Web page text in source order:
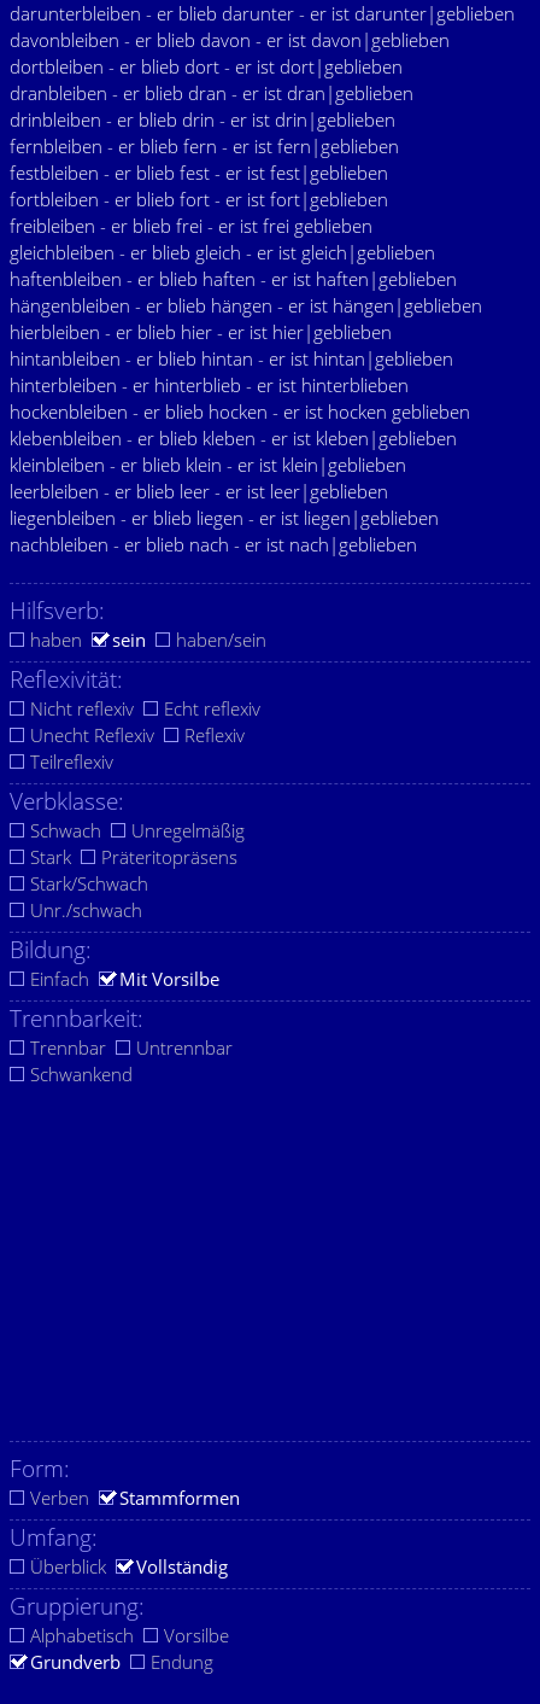
darunterbleiben - er blieb darunter - er ist darunter|geblieben
davonbleiben - er blieb davon - er ist davon|geblieben
dortbleiben - er blieb dort - er ist dort|geblieben
dranbleiben - er blieb dran - er ist dran|geblieben
drinbleiben - er blieb drin - er ist drin|geblieben
fernbleiben - er blieb fern - er ist fern|geblieben
festbleiben - er blieb fest - er ist fest|geblieben
fortbleiben - er blieb fort - er ist fort|geblieben
freibleiben - er blieb frei - er ist frei geblieben
gleichbleiben - er blieb gleich - er ist gleich|geblieben
haftenbleiben - er blieb haften - er ist haften|geblieben
hängenbleiben - er blieb hängen - er ist hängen|geblieben
hierbleiben - er blieb hier - er ist hier|geblieben
hintanbleiben - er blieb hintan - er ist hintan|geblieben
hinterbleiben - er hinterblieb - er ist hinterblieben
hockenbleiben - er blieb hocken - er ist hocken geblieben
klebenbleiben - er blieb kleben - er ist kleben|geblieben
kleinbleiben - er blieb klein - er ist klein|geblieben
leerbleiben - er blieb leer - er ist leer|geblieben
liegenbleiben - er blieb liegen - er ist liegen|geblieben
nachbleiben - er blieb nach - er ist nach|geblieben
Hilfsverb:
haben sein haben/sein
Reflexivität:
Nicht reflexiv
Echt reflexiv
Unecht Reflexiv
Reflexiv
Teilreflexiv
Verbklasse:
Schwach
Unregelmäßig
Stark
Präteritopräsens
Stark/Schwach
Unr./schwach
Bildung:
Einfach Mit Vorsilbe
Trennbarkeit:
Trennbar
Untrennbar
Schwankend
Form:
Verben Stammformen
Umfang:
Überblick Vollständig
Gruppierung:
Alphabetisch
Vorsilbe
Grundverb
Endung